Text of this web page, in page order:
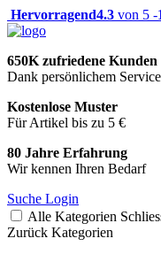
Hervorragend4.3 von 5 -
650K zufriedene Kunden
Dank persönlichem Service
Kostenlose Muster
Für Artikel bis zu 5 €
80 Jahre Erfahrung
Wir kennen Ihren Bedarf
Suche Login
Alle Kategorien
Zurück Kategorien